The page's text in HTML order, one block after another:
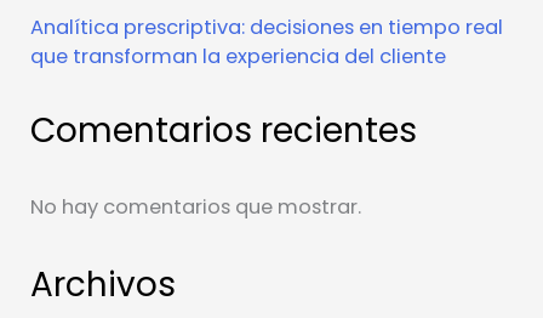
Analítica prescriptiva: decisiones en tiempo real
que transforman la experiencia del cliente
Comentarios recientes
No hay comentarios que mostrar.
Archivos